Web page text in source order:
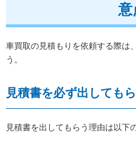
意
車買取の見積もりを依頼する際は
う。
見積書を必ず出しても
見積書を出してもらう理由は以下